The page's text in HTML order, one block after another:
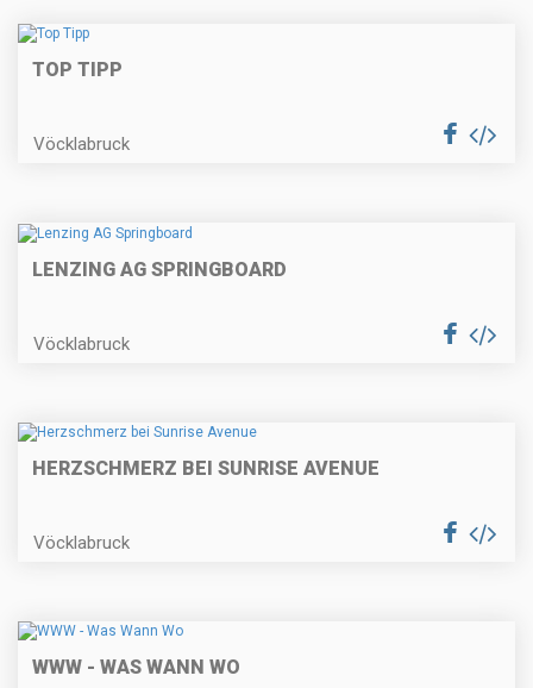
TOP TIPP
Vöcklabruck
LENZING AG SPRINGBOARD
Vöcklabruck
HERZSCHMERZ BEI SUNRISE AVENUE
Vöcklabruck
WWW - WAS WANN WO